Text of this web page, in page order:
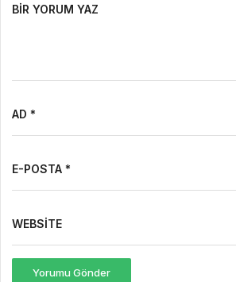
BIR YORUM YAZ
AD *
E-POSTA *
WEBSITE
Yorumu Gönder